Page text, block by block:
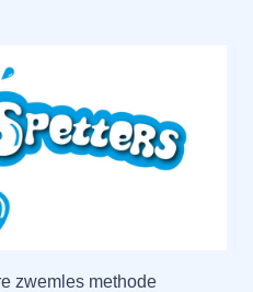
zwemles methode